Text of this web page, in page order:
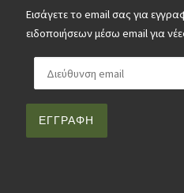
Εισάγετε το email σας για
ειδοποιήσεων μέσω email για
ΕΓΓΡΑΦΉ